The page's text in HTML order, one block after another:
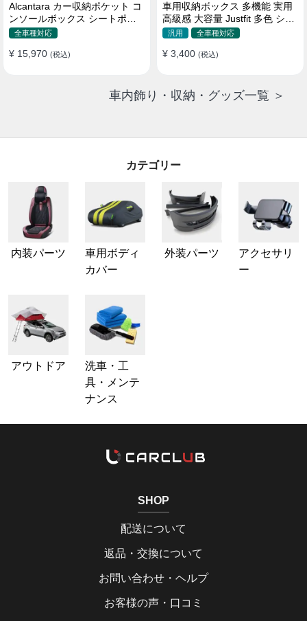
Alcantara カー収納ポケット コ
ンソールボックス シートポケ
ット 隙間ポケットセット
全車種対応
¥ 15,970 (税込)
車用収納ボックス 多機能 実用
高級感 大容量 Justfit 多色 シー
トポケット ギャップ 隙間収納
汎用 全車種対応
¥ 3,400 (税込)
車内飾り・収納・グッズ一覧 ＞
カテゴリー
内装パーツ
車用ボディ
カバー
外装パーツ
アクセサリ
ー
アウトドア
洗車・工
具・メンテ
ナンス
SHOP
配送について
返品・交換について
お問い合わせ・ヘルプ
お客様の声・口コミ